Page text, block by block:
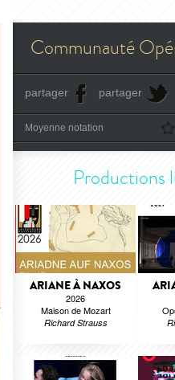
Communauté
partager partager
Moyenne notation
Productions
ARIANE À NAXOS
2026
Maison de Mozart
Richard Strauss